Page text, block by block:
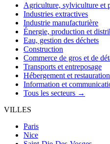
Agriculture, sylviculture et
Industries extractives
Industrie manufacturière
Énergie, production et
Eau, gestion des déchets
Construction
Commerce de gros et de
Transports et entreposage
Hébergement et restauration
Information et
Tous les secteurs →
VILLES
Paris
Nice